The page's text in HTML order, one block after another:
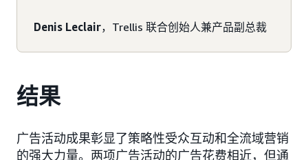
Denis Leclair，Trellis 联合创始人兼产品副总裁
结果
广告活动成果彰显了策略性受众互动和全流域营销
的强大力量。两项广告活动的广告花费相近，但通